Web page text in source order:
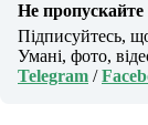
Не
Підписуйтесь,
Умані, фото,
Telegram /